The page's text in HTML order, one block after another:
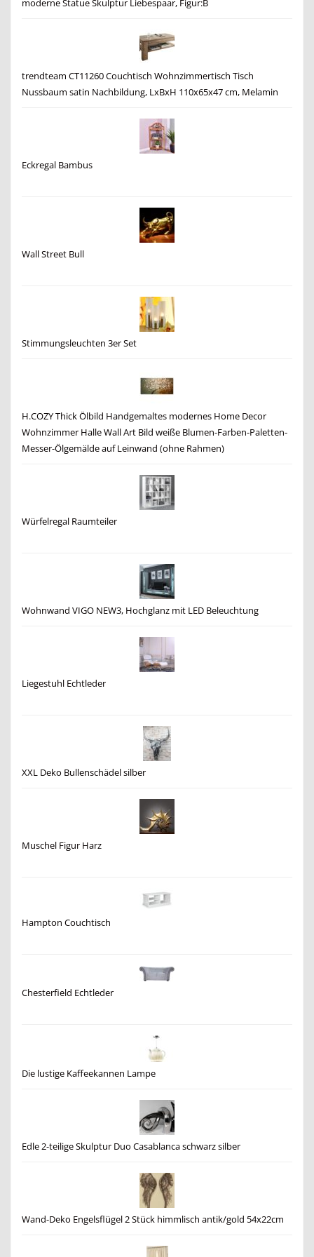
moderne Statue Skulptur Liebespaar, Figur:B
trendteam CT11260 Couchtisch Wohnzimmertisch Tisch
Nussbaum satin Nachbildung, LxBxH 110x65x47 cm, Melamin
Eckregal Bambus
Wall Street Bull
Stimmungsleuchten 3er Set
H.COZY Thick Ölbild Handgemaltes modernes Home Decor
Wohnzimmer Halle Wall Art Bild weiße Blumen-Farben-Paletten-
Messer-Ölgemälde auf Leinwand (ohne Rahmen)
Würfelregal Raumteiler
Wohnwand VIGO NEW3, Hochglanz mit LED Beleuchtung
Liegestuhl Echtleder
XXL Deko Bullenschädel silber
Muschel Figur Harz
Hampton Couchtisch
Chesterfield Echtleder
Die lustige Kaffeekannen Lampe
Edle 2-teilige Skulptur Duo Casablanca schwarz silber
Wand-Deko Engelsflügel 2 Stück himmlisch antik/gold 54x22cm